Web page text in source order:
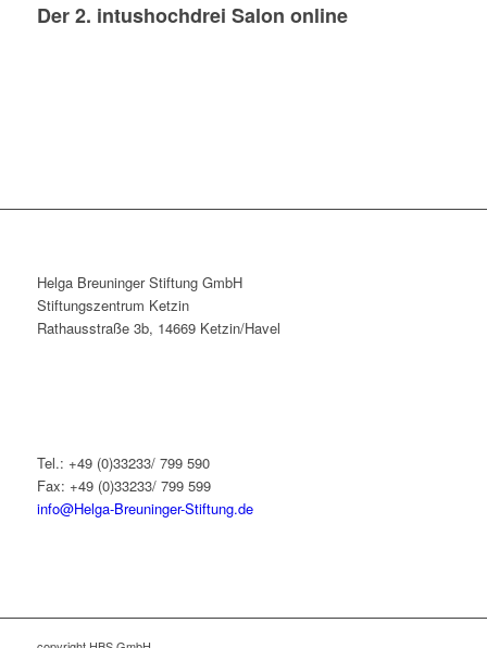
Der 2. intushochdrei Salon online
Helga Breuninger Stiftung GmbH
Stiftungszentrum Ketzin
Rathausstraße 3b, 14669 Ketzin/Havel
Tel.: +49 (0)33233/ 799 590
Fax: +49 (0)33233/ 799 599
info@Helga-Breuninger-Stiftung.de